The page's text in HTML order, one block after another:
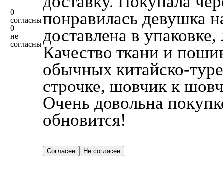
0
согласны
0
не
согласны
понравилась девушка
доставлена в
Качество ткани и
обычных китайско-
строчке, шовчик к
Очень довольна
обновится!